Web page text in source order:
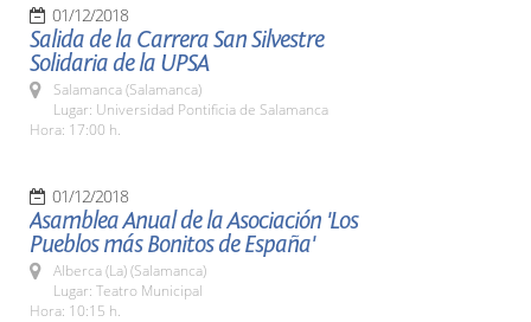
01/12/2018
Salida de la Carrera San Silvestre
Solidaria de la UPSA
Salamanca (Salamanca)
Lugar: Universidad Pontificia de Salamanca
Hora: 17:00 h.
01/12/2018
Asamblea Anual de la Asociación 'Los
Pueblos más Bonitos de España'
Alberca (La) (Salamanca)
Lugar: Teatro Municipal
Hora: 10:15 h.